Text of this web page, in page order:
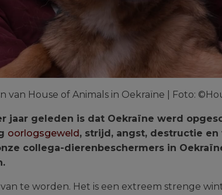
van House of Animals in Oekraïne | Foto:
jaar geleden is dat Oekraïne werd
oorlogsgeweld, strijd, angst, destructie
collega-dierenbeschermers in
te worden. Het is een extreem strenge